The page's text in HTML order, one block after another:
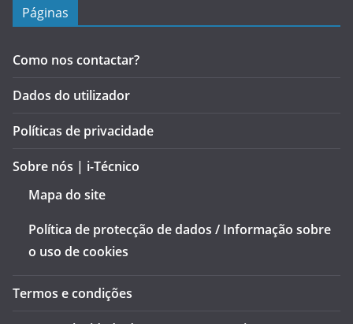
Páginas
Como nos contactar?
Dados do utilizador
Políticas de privacidade
Sobre nós | i-Técnico
Mapa do site
Política de protecção de dados / Informação sobre
o uso de cookies
Termos e condições